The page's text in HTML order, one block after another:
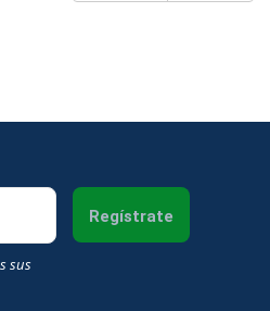
sus
Regístrate